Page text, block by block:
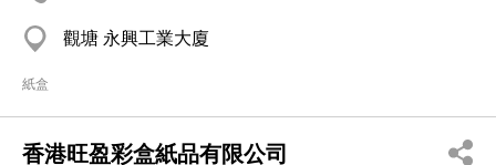
觀塘 永興工業大廈
紙盒
香港旺盈彩盒紙品有限公司